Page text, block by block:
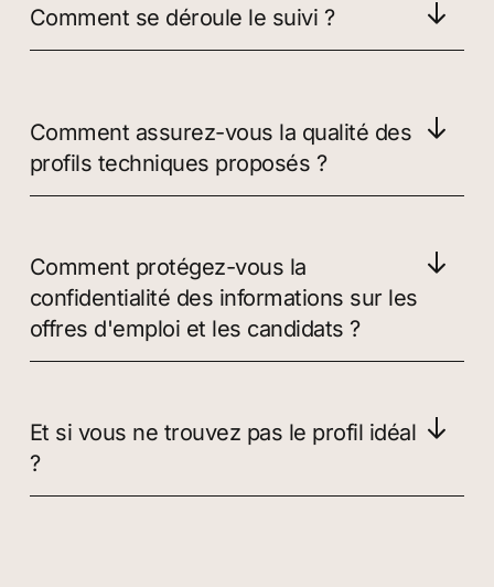
Comment se déroule le suivi ?
Comment assurez-vous la qualité des
profils techniques proposés ?
Comment protégez-vous la
confidentialité des informations sur les
offres d'emploi et les candidats ?
Et si vous ne trouvez pas le profil idéal
?